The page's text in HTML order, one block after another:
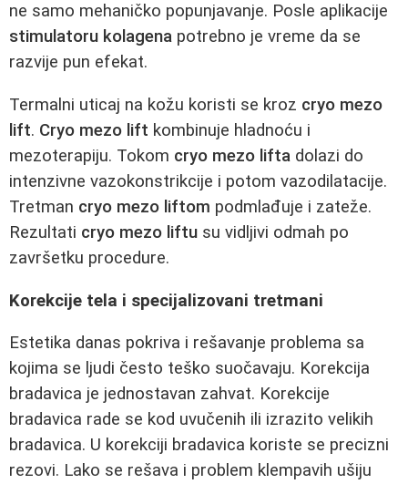
ne samo mehaničko popunjavanje. Posle aplikacije
stimulatoru kolagena potrebno je vreme da se
razvije pun efekat.
Termalni uticaj na kožu koristi se kroz cryo mezo
lift. Cryo mezo lift kombinuje hladnoću i
mezoterapiju. Tokom cryo mezo lifta dolazi do
intenzivne vazokonstrikcije i potom vazodilatacije.
Tretman cryo mezo liftom podmlađuje i zateže.
Rezultati cryo mezo liftu su vidljivi odmah po
završetku procedure.
Korekcije tela i specijalizovani tretmani
Estetika danas pokriva i rešavanje problema sa
kojima se ljudi često teško suočavaju. Korekcija
bradavica je jednostavan zahvat. Korekcije
bradavica rade se kod uvučenih ili izrazito velikih
bradavica. U korekciji bradavica koriste se precizni
rezovi. Lako se rešava i problem klempavih ušiju